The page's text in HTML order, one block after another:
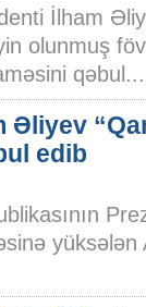
İlham
olunmuş
Əliyev
edib
yüksələn